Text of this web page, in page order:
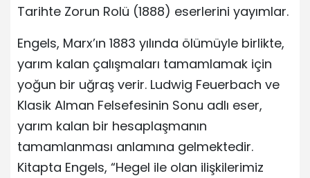
Tarihte Zorun Rolü (1888) eserlerini yayımlar.
Engels, Marx’ın 1883 yılında ölümüyle birlikte,
yarım kalan çalışmaları tamamlamak için
yoğun bir uğraş verir. Ludwig Feuerbach ve
Klasik Alman Felsefesinin Sonu adlı eser,
yarım kalan bir hesaplaşmanın
tamamlanması anlamına gelmektedir.
Kitapta Engels, “Hegel ile olan ilişkilerimiz